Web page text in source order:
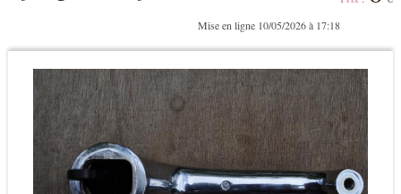
Mise en ligne 10/05/2026 à 17:18